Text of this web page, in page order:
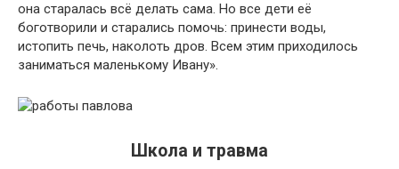
она старалась всё делать сама. Но все дети её
боготворили и старались помочь: принести воды,
истопить печь, наколоть дров. Всем этим приходилось
заниматься маленькому Ивану».
Школа и травма